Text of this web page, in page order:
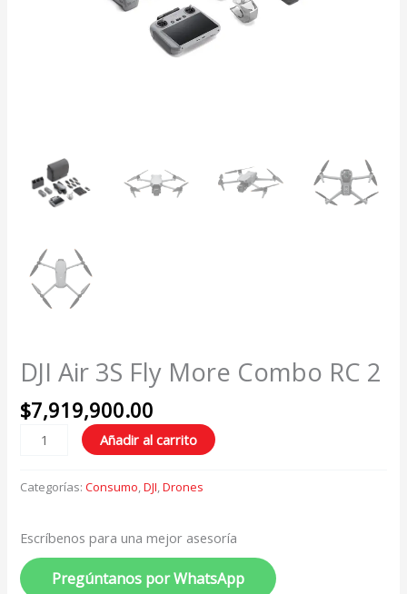
DJI Air 3S Fly More Combo RC 2
$7,919,900.00
Añadir al carrito
Categorías:Consumo ,DJI ,Drones
Escríbenos para una mejor asesoría
Pregúntanos por WhatsApp